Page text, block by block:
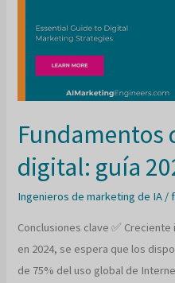
Fundamentos
digital: guía
Ingenieros de marketing de IA /
Conclusiones clave ✅
en 2024, se espera que los
de 75% del uso global de